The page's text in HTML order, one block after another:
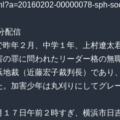
00000078-sph-
配信
年２月、中学１年、上村遼太
罪に問われたリーダー格の無
裁（近藤宏子裁判長）であり
加害少年は丸刈りにしてグレ
７日午前２時すぎ、横浜市日